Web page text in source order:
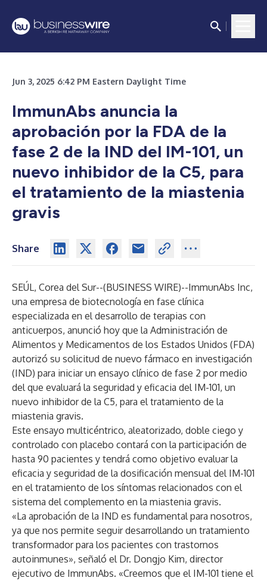
Jun 3, 2025 6:42 PM Eastern Daylight Time
ImmunAbs anuncia la
aprobación por la FDA de la
fase 2 de la IND del IM-101, un
nuevo inhibidor de la C5, para
el tratamiento de la miastenia
gravis
Share
SEÚL, Corea del Sur--(BUSINESS WIRE)--ImmunAbs Inc,
una empresa de biotecnología en fase clínica
especializada en el desarrollo de terapias con
anticuerpos, anunció hoy que la Administración de
Alimentos y Medicamentos de los Estados Unidos (FDA)
autorizó su solicitud de nuevo fármaco en investigación
(IND) para iniciar un ensayo clínico de fase 2 por medio
del que evaluará la seguridad y eficacia del IM-101, un
nuevo inhibidor de la C5, para el tratamiento de la
miastenia gravis.
Este ensayo multicéntrico, aleatorizado, doble ciego y
controlado con placebo contará con la participación de
hasta 90 pacientes y tendrá como objetivo evaluar la
eficacia y seguridad de la dosificación mensual del IM-101
en el tratamiento de los síntomas relacionados con el
sistema del complemento en la miastenia gravis.
«La aprobación de la IND es fundamental para nosotros,
ya que nos permite seguir desarrollando un tratamiento
transformador para los pacientes con trastornos
autoinmunes», señaló el Dr. Dongjo Kim, director
ejecutivo de ImmunAbs. «Creemos que el IM-101 tiene el